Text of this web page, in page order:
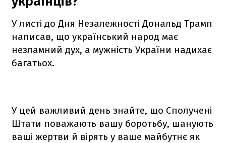
У листі до Дня Незалежності Дональд Трамп
написав, що український народ має
незламний дух, а мужність України надихає
багатьох.
У цей важливий день знайте, що Сполучені
Штати поважають вашу боротьбу, шанують
ваші жертви й вірять у ваше майбутнє як